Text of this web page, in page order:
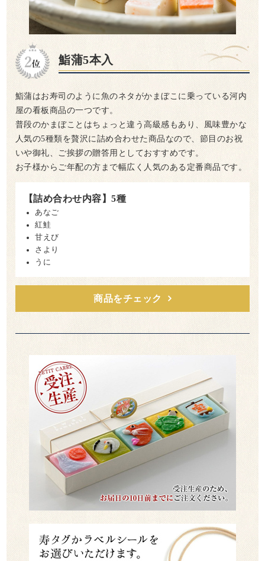
鮨蒲5本入
鮨蒲はお寿司のように魚のネタがかまぼこに乗っている河内
屋の看板商品の一つです。
普段のかまぼことはちょっと違う高級感もあり、風味豊かな
人気の5種類を贅沢に詰め合わせた商品なので、節目のお祝
いや御礼、ご挨拶の贈答用としておすすめです。
お子様からご年配の方まで幅広く人気のある定番商品です。
【詰め合わせ内容】5種
あなご
紅鮭
甘えび
さより
うに
商品をチェック